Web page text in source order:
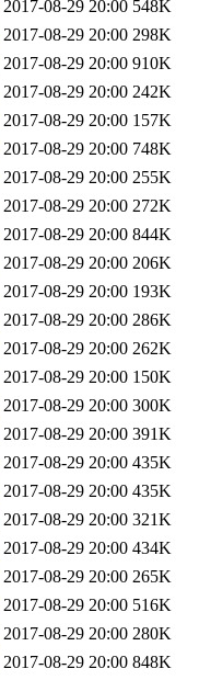
2017-08-29 20:00 548K
2017-08-29 20:00 298K
2017-08-29 20:00 910K
2017-08-29 20:00 242K
2017-08-29 20:00 157K
2017-08-29 20:00 748K
2017-08-29 20:00 255K
2017-08-29 20:00 272K
2017-08-29 20:00 844K
2017-08-29 20:00 206K
2017-08-29 20:00 193K
2017-08-29 20:00 286K
2017-08-29 20:00 262K
2017-08-29 20:00 150K
2017-08-29 20:00 300K
2017-08-29 20:00 391K
2017-08-29 20:00 435K
2017-08-29 20:00 435K
2017-08-29 20:00 321K
2017-08-29 20:00 434K
2017-08-29 20:00 265K
2017-08-29 20:00 516K
2017-08-29 20:00 280K
2017-08-29 20:00 848K